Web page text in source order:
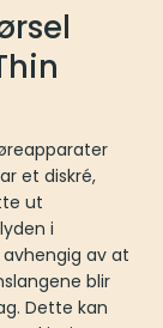
et diskré,
ut
i
av at
blir
Dette kan